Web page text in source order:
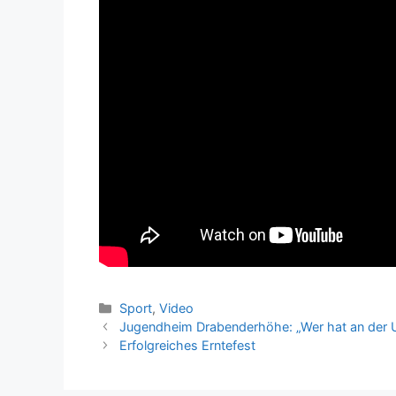
Kategorien
Sport,Video
Jugendheim Drabenderhöhe: „Wer hat an der
Erfolgreiches Erntefest